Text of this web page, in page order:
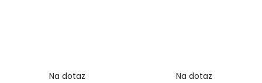
Na dotaz Na dotaz